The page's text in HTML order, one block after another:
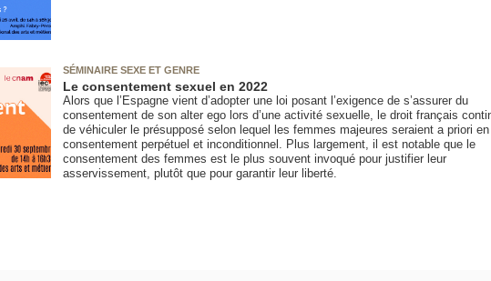
SÉMINAIRE SEXE ET GENRE
Le consentement sexuel en 2022
Alors que l’Espagne vient d’adopter une loi posant l’exigence de s’assurer du
consentement de son alter ego lors d’une activité sexuelle, le droit français
de véhiculer le présupposé selon lequel les femmes majeures seraient a priori
consentement perpétuel et inconditionnel. Plus largement, il est notable que le
consentement des femmes est le plus souvent invoqué pour justifier leur
asservissement, plutôt que pour garantir leur liberté.